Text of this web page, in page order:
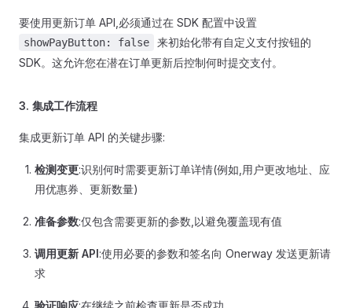
要使用更新订单 API,必须通过在 SDK 配置中设置
showPayButton: false
来初始化带有自定义支付按钮的
SDK。这允许您在潜在订单更新后控制何时提交支付。
3. 集成工作流程
集成更新订单 API 的关键步骤:
检测变更:识别何时需要更新订单详情(例如,用户更改地址、应
用优惠券、更新数量)
准备参数:仅包含需要更新的参数,以避免覆盖现有值
调用更新 API:使用必要的参数和签名向 Onerway 发送更新请
求